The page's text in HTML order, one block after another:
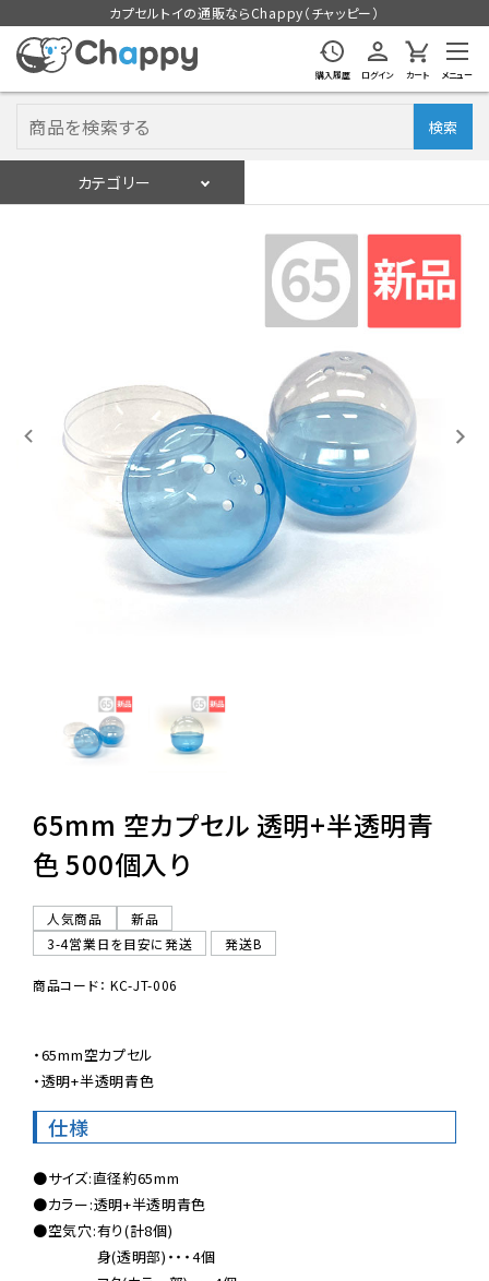
カプセルトイの通販ならChappy（チャッピー）
購入履歴 ログイン カート メニュー
検索
カテゴリー
会員登録
入荷スケジュールをチェック
カプセルトイ
販促用空カプセル
レンタル
景品・玩具・文具
よくあるご質問
06-6282-7659
65mm 空カプセル 透明+半透明青
色 500個入り
人気商品
新品
3-4営業日を目安に発送
発送B
商品コード： KC-JT-006
・65mm空カプセル
・透明+半透明青色
仕様
●サイズ:直径約65mm
●カラー:透明+半透明青色
●空気穴:有り(計8個)